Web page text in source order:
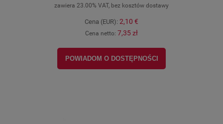
zawiera 23.00% VAT, bez kosztów dostawy
Cena (EUR): 2,10 €
Cena netto: 7,35 zł
POWIADOM O DOSTĘPNOŚCI